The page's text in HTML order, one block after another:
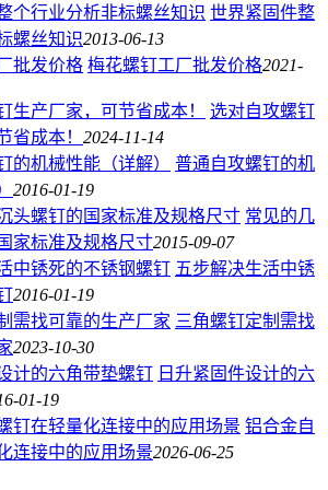
世界紧固件整
螺丝知识2013-06-13
梅花螺钉工厂批发价格2021-
选对自攻螺钉
省成本！ 2024-11-14
普通自攻螺钉的机
2016-01-19
常见的几
家标准及规格尺寸2015-09-07
五步解决生活中锈
2016-01-19
三角螺钉定制需找
2023-10-30
日升紧固件设计的六
01-19
铝合金自
连接中的应用场景2026-06-25